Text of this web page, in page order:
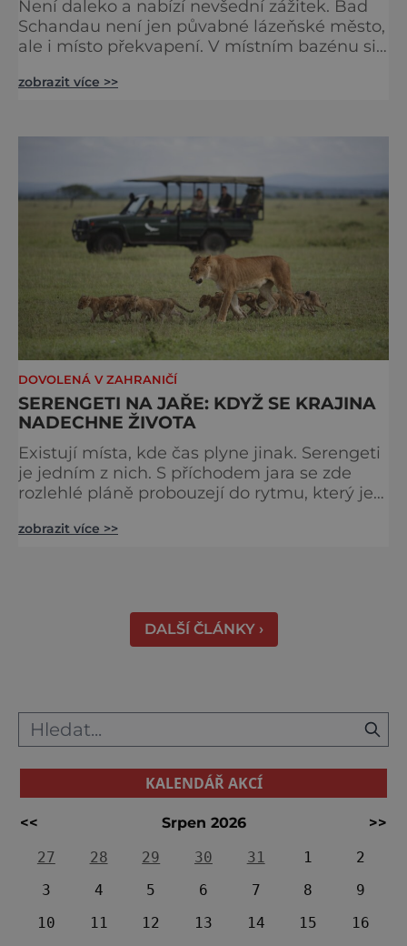
Není daleko a nabízí nevšední zážitek. Bad
Schandau není jen půvabné lázeňské město,
ale i místo překvapení. V místním bazénu si
vodě. Nádherně osvěžující místo leží jen 8
zobrazit více >>
DOVOLENÁ V ZAHRANIČÍ
SERENGETI NA JAŘE: KDYŽ SE KRAJINA
NADECHNE ŽIVOTA
Existují místa, kde čas plyne jinak. Serengeti
je jedním z nich. S příchodem jara se zde
rozlehlé pláně probouzejí do rytmu, který je
tráva svěží a horizont nekonečný. A právě v
shromažďují statisíce zvířat. Více než 1,5
milionu pakoňů, dop
zobrazit více >>
DALŠÍ ČLÁNKY ›
KALENDÁŘ AKCÍ
<< Srpen 2026
>>
27
28 29 30 31 1
2
3
4 5 6 7 8
9
10
11 12 13 14 15
16